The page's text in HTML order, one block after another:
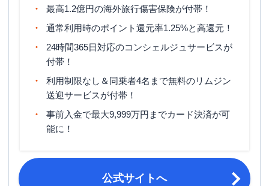
旅行傷害保険 国内旅行傷害保険・海外旅行傷害保険
締め日・支払日 締め日：毎月5日・支払日：毎月27日
申し込み条件
運転免許証・パスポート・マイナンバ
人確認資料
最高1.2億円の海外旅行傷害保険が付帯！
通常利用時のポイント還元率1.25%と高還元！
24時間365日対応のコンシェルジュサービスが
付帯！
利用制限なし＆同乗者4名まで無料のリムジン
送迎サービスが付帯！
事前入金で最大9,999万円までカード決済が可
能に！
公式サイトへ